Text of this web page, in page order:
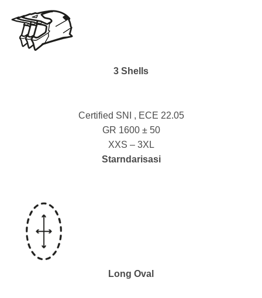
3 Shells
Certified SNI , ECE 22.05
GR 1600 ± 50
XXS – 3XL
Starndarisasi
Long Oval